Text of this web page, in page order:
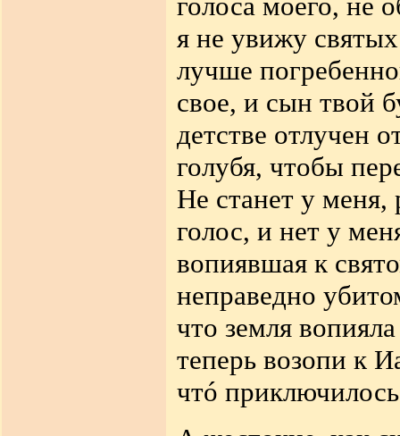
я не увижу
лучше
свое, и сын твой
детстве отлучен
голубя, чтобы
Не станет у меня,
голос, и нет у
вопиявшая к
неправедно
что земля
теперь возопи к
чтó